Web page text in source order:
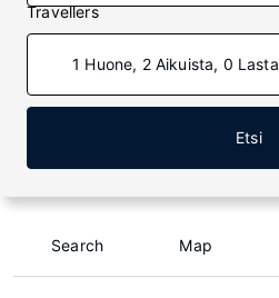
Travellers
1 Huone, 2 Aikuista, 0 Lasta
Etsi
Search Map